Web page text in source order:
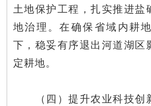
土地保护工程，扎实推进盐
地治理。在确保省域内耕
下，稳妥有序退出河道湖区
定耕地。
（四）提升农业科技创